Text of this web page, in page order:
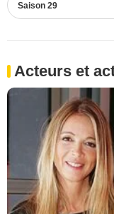
Saison 29
Acteurs et